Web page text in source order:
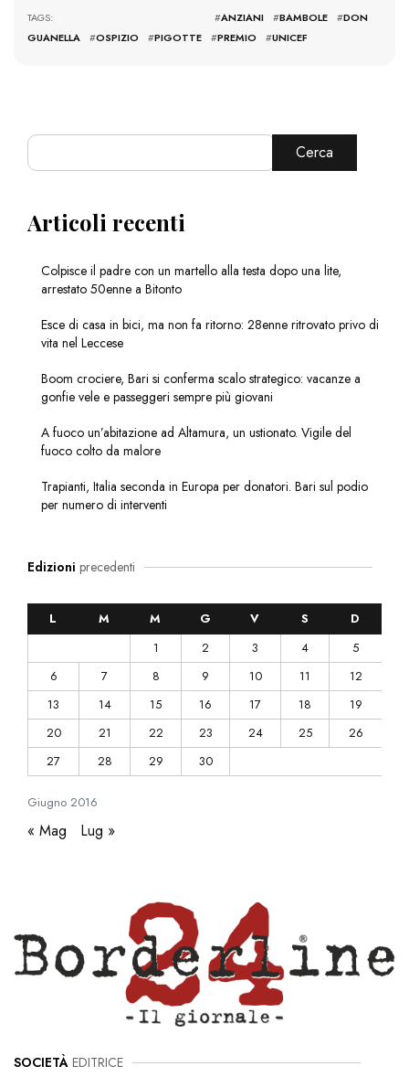
TAGS: #ANZIANI #BAMBOLE #DON
GUANELLA
#OSPIZIO #PIGOTTE #PREMIO #UNICEF
Cerca
Articoli recenti
Colpisce il padre con un martello alla testa dopo una lite,
arrestato 50enne a Bitonto
Esce di casa in bici, ma non fa ritorno: 28enne ritrovato privo di
vita nel Leccese
Boom crociere, Bari si conferma scalo strategico: vacanze a
gonfie vele e passeggeri sempre più giovani
A fuoco un’abitazione ad Altamura, un ustionato. Vigile del
fuoco colto da malore
Trapianti, Italia seconda in Europa per donatori. Bari sul podio
per numero di interventi
Edizioni precedenti
Giugno 2016
L M M G V S
D
1
2 3 4
5
6
7 8 9 10 11
12
13
14 15 16 17 18
19
20
21 22 23 24 25
26
27
28 29 30
« Mag Lug »
SOCIETÀ EDITRICE